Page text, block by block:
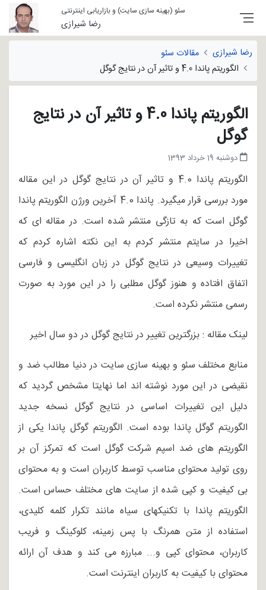
سئو (بهینه سازی سایت) و بازاریابی اینترنتی
رضا شیرازی
رضا شیرازی
مقالات سئو
الگوریتم پاندا 4.0 و تاثیر آن در نتایج گوگل
الگوریتم پاندا 4.0 و تاثیر آن در نتایج
گوگل
دوشنبه 19 خرداد 1393
الگوریتم پاندا 4.0 و تاثیر آن در نتایج گوگل در این مقاله
مورد بررسی قرار میگیرد. پاندا 4.0 آخرین ورژن الگوریتم پاندا
گوگل است که به تازگی منتشر شده است. در مقاله ای که
اخیرا در سایتم منتشر کردم به این نکته اشاره کردم که
تغییرات وسیعی در نتایج گوگل در زبان انگلیسی و فارسی
اتفاق افتاده و هنوز گوگل مطلبی را در این مورد به صورت
رسمی منتشر نکرده است.
لینک مقاله : بزرگترین تغییر در نتایج گوگل در دو سال اخیر
منابع مختلف سئو و بهینه سازی سایت در دنیا مطالب ضد و
نقیضی در این مورد نوشته اند اما نهایتا مشخص گردید که
دلیل این تغییرات اساسی در نتایج گوگل نسخه جدید
الگوریتم گوگل پاندا بوده است. الگوریتم گوگل پاندا یکی از
الگوریتم های ضد اسپم شرکت گوگل است که تمرکز آن بر
روی تولید محتوای مناسب توسط کاربران است و به محتوای
بی کیفیت و کپی شده از سایت های مختلف حساس است.
الگوریتم پاندا با تکنیکهای سیاه مانند تکرار کلمه کلیدی،
استفاده از متن همرنگ با پس زمینه، کلوکینگ و فریب
کاربران، محتوای کپی و... مبارزه می کند و هدف آن ارائه
محتوای با کیفیت به کاربران اینترنت است.